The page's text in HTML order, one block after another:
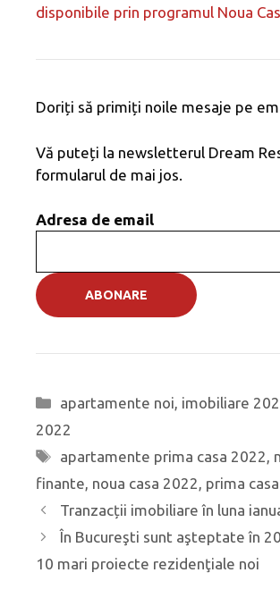
disponibile prin programul Noua
Doriți să primiți noile mesaje pe
Vă puteți la newsletterul Dream
formularul de mai jos.
Adresa de email
Categorii
apartamente noi, imobiliare
2022
Etichete
apartamente prima casa 2022,
finante, noua casa 2022, prima
Navigare
în
Tranzacții imobiliare în luna
În Bucureşti sunt aşteptate în
10 mari proiecte rezidenţiale noi